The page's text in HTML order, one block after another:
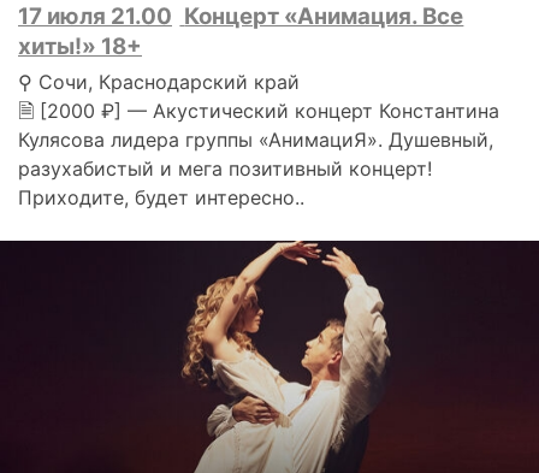
17 июля 21.00 Концерт «Анимация. Все
хиты!» 18+
⚲ Сочи, Краснодарский край
🗎 [2000 ₽] — Акустический концерт Константина
Кулясова лидера группы «АнимациЯ». Душевный,
разухабистый и мега позитивный концерт!
Приходите, будет интересно..